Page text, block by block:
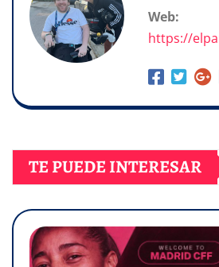
Web:
https://
TE PUEDE INTERESAR